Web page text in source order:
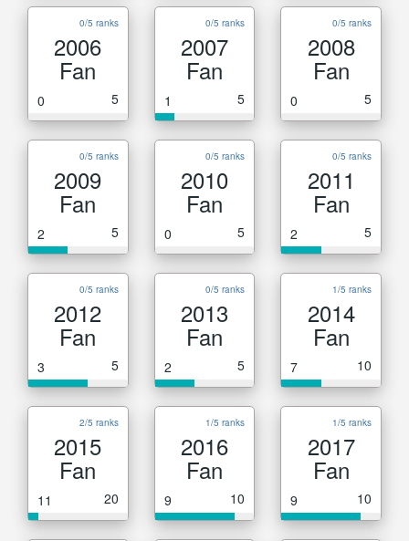
0/5 ranks
2006
Fan
0 5
0/5 ranks
2007
Fan
1 5
0/5 ranks
2008
Fan
0 5
0/5 ranks
2009
Fan
2 5
0/5 ranks
2010
Fan
0 5
0/5 ranks
2011
Fan
2 5
0/5 ranks
2012
Fan
3 5
0/5 ranks
2013
Fan
2 5
1/5 ranks
2014
Fan
7 10
2/5 ranks
2015
Fan
11 20
1/5 ranks
2016
Fan
9 10
1/5 ranks
2017
Fan
9 10